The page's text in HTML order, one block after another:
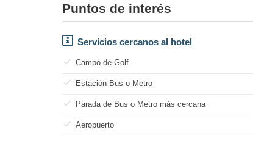
Puntos de interés
Servicios cercanos al hotel
Campo de Golf
Estación Bus o Metro
Parada de Bus o Metro más cercana
Aeropuerto